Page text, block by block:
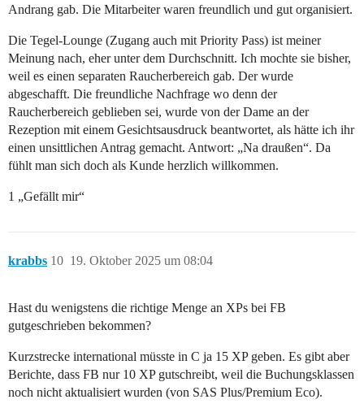
Andrang gab. Die Mitarbeiter waren freundlich und gut organisiert.
Die Tegel-Lounge (Zugang auch mit Priority Pass) ist meiner
Meinung nach, eher unter dem Durchschnitt. Ich mochte sie bisher,
weil es einen separaten Raucherbereich gab. Der wurde
abgeschafft. Die freundliche Nachfrage wo denn der
Raucherbereich geblieben sei, wurde von der Dame an der
Rezeption mit einem Gesichtsausdruck beantwortet, als hätte ich ihr
einen unsittlichen Antrag gemacht. Antwort: „Na draußen“. Da
fühlt man sich doch als Kunde herzlich willkommen.
1 „Gefällt mir“
krabbs 19. Oktober 2025 um 08:04
10
Hast du wenigstens die richtige Menge an XPs bei FB
gutgeschrieben bekommen?
Kurzstrecke international müsste in C ja 15 XP geben. Es gibt aber
Berichte, dass FB nur 10 XP gutschreibt, weil die Buchungsklassen
noch nicht aktualisiert wurden (von SAS Plus/Premium Eco).